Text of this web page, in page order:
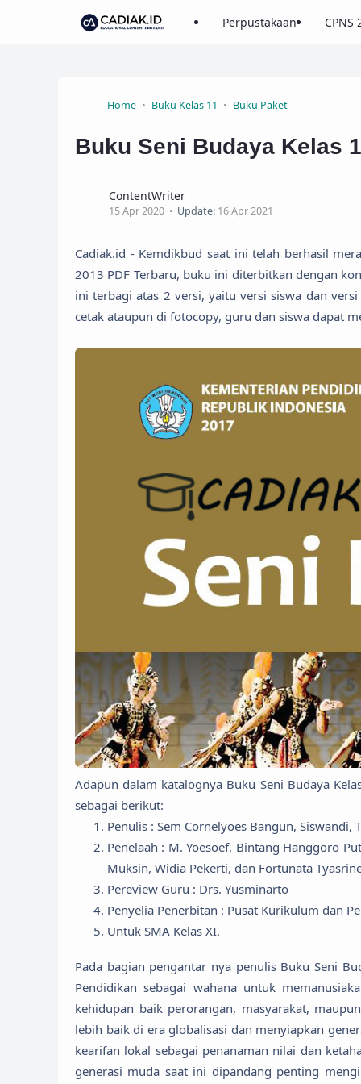
Perpustakaan CPNS
Home Buku Kelas 11 Buku Paket
Buku Seni Budaya Kelas
ContentWriter
15 Apr 2020 Update: 16 Apr 2021
Cadiak.id - Kemdikbud saat ini telah berhasil
2013 PDF Terbaru, buku ini diterbitkan dengan
ini terbagi atas 2 versi, yaitu versi siswa dan
cetak ataupun di fotocopy, guru dan siswa dapat
Adapun dalam katalognya Buku Seni Budaya
sebagai berikut:
Penulis : Sem Cornelyoes Bangun, Siswandi,
Penelaah : M. Yoesoef, Bintang Hanggoro
Muksin, Widia Pekerti, dan Fortunata
Pereview Guru : Drs. Yusminarto
Penyelia Penerbitan : Pusat Kurikulum dan
Untuk SMA Kelas XI.
Pada bagian pengantar nya penulis Buku Seni
Pendidikan sebagai wahana untuk
kehidupan baik perorangan, masyarakat,
lebih baik di era globalisasi dan menyiapkan
kearifan lokal sebagai penanaman nilai dan
generasi muda saat ini dipandang penting